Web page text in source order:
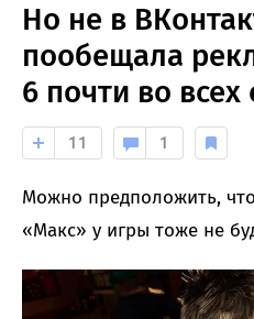
Но не в
пообещала
6 почти во всех
11 1
Можно предположить,
«Макс» у игры тоже не